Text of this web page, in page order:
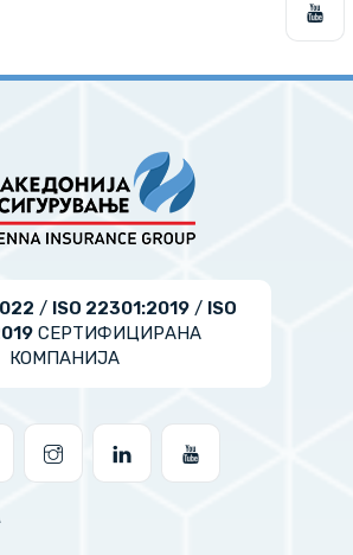
/ ISO 22301:2019/ ISO
СЕРТИФИЦИРАНА
КОМПАНИЈА